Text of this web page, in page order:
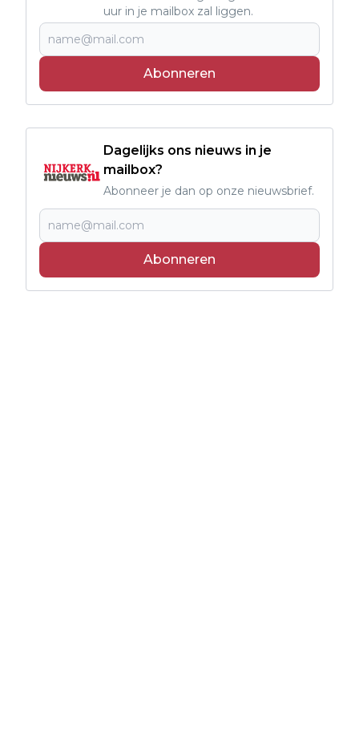
uur in je mailbox zal liggen.
Abonneren
Dagelijks ons nieuws in je
mailbox?
Abonneer je dan op onze nieuwsbrief.
Abonneren